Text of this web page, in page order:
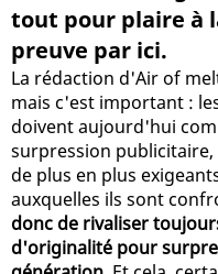
tout pour plaire à
preuve par ici.
La rédaction d'Air of
mais c'est important :
doivent aujourd'hui
surpression
de plus en plus
auxquelles ils sont
donc de rivaliser
d'originalité pour